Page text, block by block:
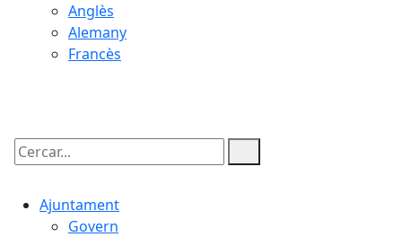
Anglès
Alemany
Francès
Cercar:
Ajuntament
Govern